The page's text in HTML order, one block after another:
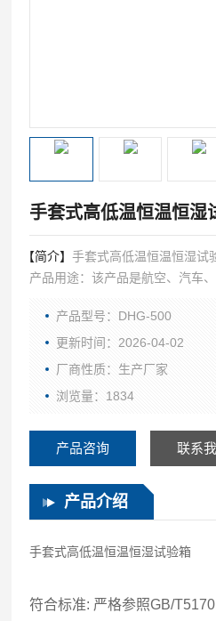
手套式高低温恒温恒湿
【简介】手套式高低温恒温恒湿试
产品用途：该产品是航空、汽车
湿热度或恒定试验的温度环境变
产品型号：DHG-500
更新时间：2026-04-02
厂商性质：生产厂家
浏览量：1834
产品咨询 联系
产品介绍
手套式高低温恒温恒湿试验箱
符合标准: 严格参照GB/